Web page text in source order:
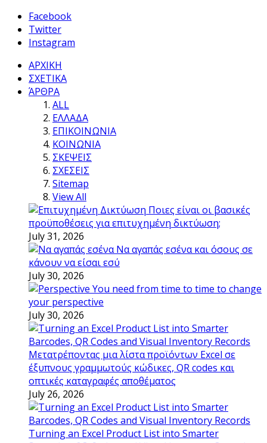
Facebook
Twitter
Instagram
ΑΡΧΙΚΗ
ΣΧΕΤΙΚΑ
ΆΡΘΡΑ
ALL
ΕΛΛΑΔΑ
ΕΠΙΚΟΙΝΩΝΙΑ
ΚΟΙΝΩΝΙΑ
ΣΚΕΨΕΙΣ
ΣΧΕΣΕΙΣ
Sitemap
View All
Ποιες είναι οι βασικές
προϋποθέσεις για επιτυχημένη δικτύωση;
July 31, 2026
Να αγαπάς εσένα και όσους σε
κάνουν να είσαι εσύ
July 30, 2026
You need from time to time to change
your perspective
July 30, 2026
Μετατρέποντας μια λίστα προϊόντων Excel σε
έξυπνους γραμμωτούς κώδικες, QR codes και
οπτικές καταγραφές αποθέματος
July 26, 2026
Turning an Excel Product List into Smarter